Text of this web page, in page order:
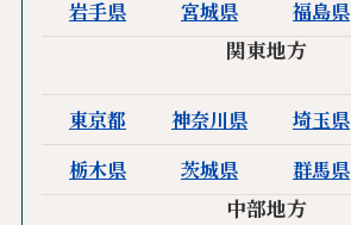
岩手県
宮城県
福島県
関東地方
東京都 神奈川県 埼玉県
栃木県
茨城県
群馬県
中部地方